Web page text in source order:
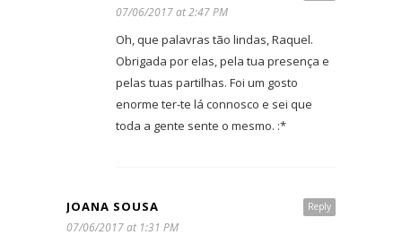
07/06/2017 at 2:47 PM
Oh, que palavras tão lindas, Raquel.
Obrigada por elas, pela tua presença e
pelas tuas partilhas. Foi um gosto
enorme ter-te lá connosco e sei que
toda a gente sente o mesmo. :*
Reply
JOANA SOUSA
07/06/2017 at 1:31 PM